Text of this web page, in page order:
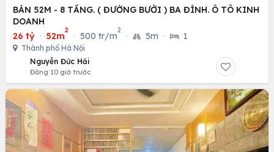
BÁN 52M - 8 TẦNG. ( ĐƯỜNG BƯỞI ) BA ĐÌNH. Ô TÔ KINH
DOANH
26 tỷ · 52m
2
· 500 tr/m
2
· 5m · 1
Thành phố Hà Nội
Nguyễn Đức Hải
Đăng 10 giờ trước